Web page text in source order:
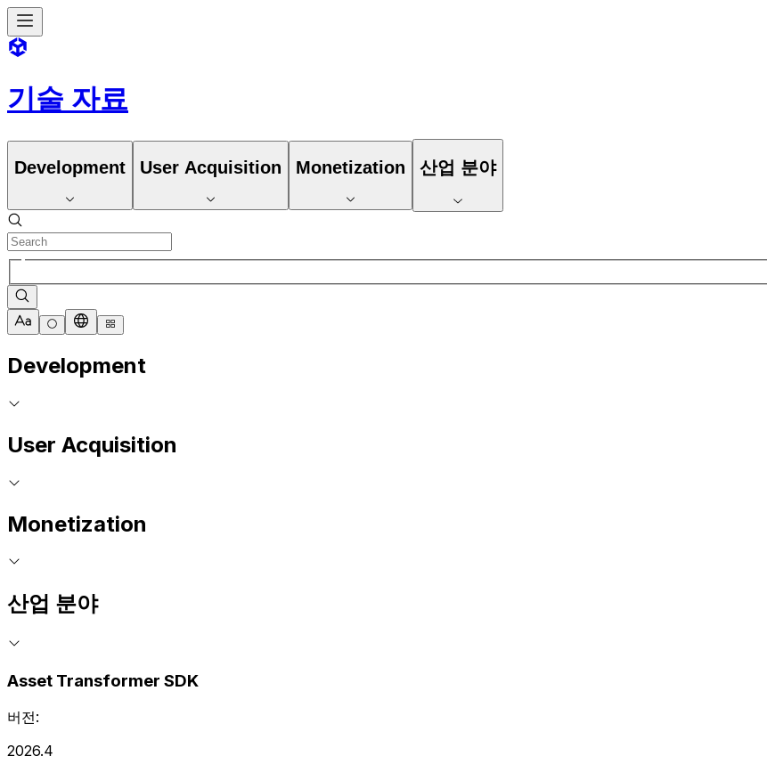
기술 자료
Development User Acquisition Monetization 산업 분야
Development
User Acquisition
Monetization
산업 분야
Asset Transformer SDK
버전:
2026.4